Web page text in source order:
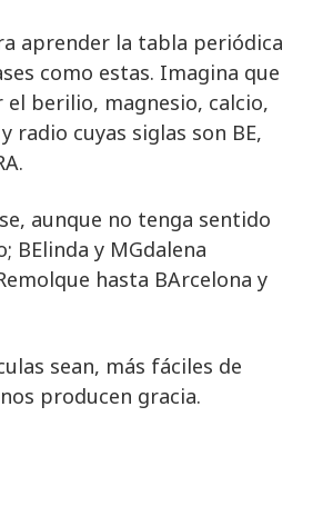
aprender la tabla periódica
como estas. Imagina que
el berilio, magnesio, calcio,
radio cuyas siglas son BE,
aunque no tenga sentido
BElinda y MGdalena
hasta BArcelona y
sean, más fáciles de
producen gracia.